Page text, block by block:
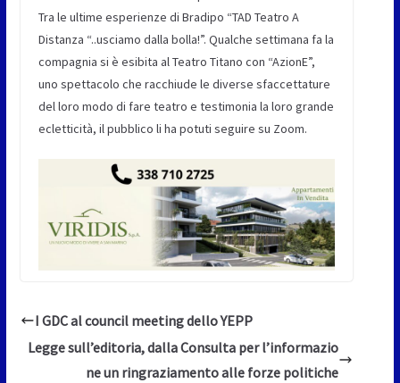
Tra le ultime esperienze di Bradipo “TAD Teatro A
Distanza “..usciamo dalla bolla!”. Qualche settimana fa la
compagnia si è esibita al Teatro Titano con “AzionE”,
uno spettacolo che racchiude le diverse sfaccettature
del loro modo di fare teatro e testimonia la loro grande
ecletticità, il pubblico li ha potuti seguire su Zoom.
I GDC al council meeting dello YEPP
Legge sull’editoria, dalla Consulta per l’informazio
ne un ringraziamento alle forze politiche